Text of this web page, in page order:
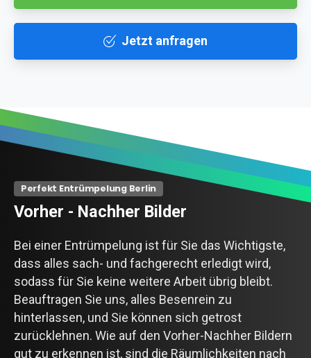
Jetzt anfragen
Perfekt Entrümpelung Berlin
Vorher - Nachher Bilder
Bei einer Entrümpelung ist für Sie das Wichtigste,
dass alles sach- und fachgerecht erledigt wird,
sodass für Sie keine weitere Arbeit übrig bleibt.
Beauftragen Sie uns, alles Besenrein zu
hinterlassen, und Sie können sich getrost
zurücklehnen. Wie auf den Vorher-Nachher Bildern
gut zu erkennen ist, sind die Räumlichkeiten nach